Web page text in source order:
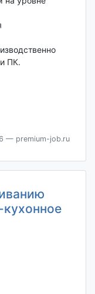
ПК.
— premium-job.ru